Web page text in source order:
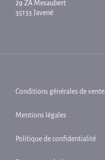
29 ZA Mesaubert
35133 Javené
Conditions générales de vente
Mentions légales
Politique de confidentialité